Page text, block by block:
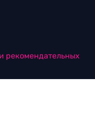
рекомендательных